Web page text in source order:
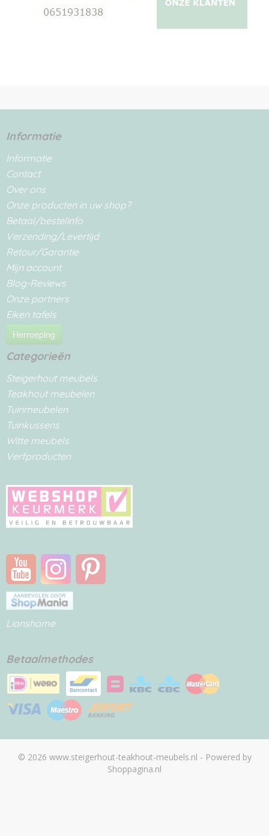
Informatie
Informatie
Contact
Over ons
Onze producten in uw shop?
Betaal/bestelinfo
Verzending/Levertijd
Retour/Garantie
Mijn account
Blog-Reviews
Onze partners
Eiken tafels
Herroeping
Categorieën
Steigerhout meubels
Teakhout meubelen
Tuinmeubelen
Tuinkussens
Witte meubels
Verfproducten
Lionshome
Betaalmethodes
© 2026 www.steigerhout-teakhout-meubels.nl - Powered by
Shoppagina.nl